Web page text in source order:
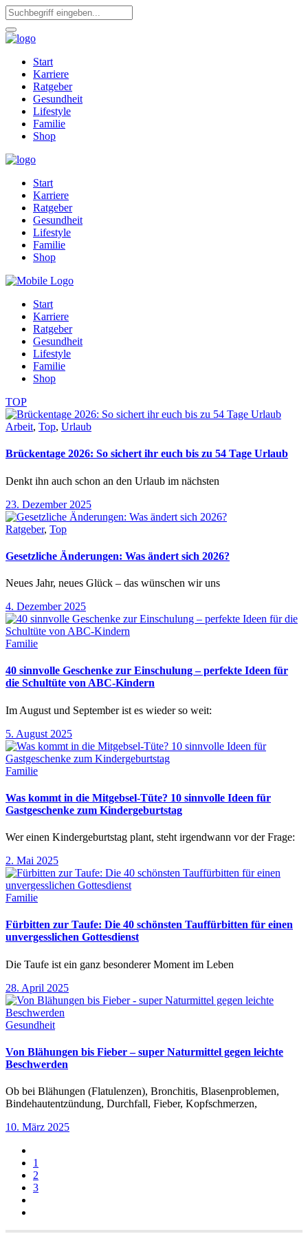
Start
Karriere
Ratgeber
Gesundheit
Lifestyle
Familie
Shop
Start
Karriere
Ratgeber
Gesundheit
Lifestyle
Familie
Shop
Start
Karriere
Ratgeber
Gesundheit
Lifestyle
Familie
Shop
TOP
Arbeit, Top, Urlaub
Brückentage 2026: So sichert ihr euch bis zu 54 Tage Urlaub
Denkt ihn auch schon an den Urlaub im nächsten
23. Dezember 2025
Ratgeber, Top
Gesetzliche Änderungen: Was ändert sich 2026?
Neues Jahr, neues Glück – das wünschen wir uns
4. Dezember 2025
Familie
40 sinnvolle Geschenke zur Einschulung – perfekte Ideen für
die Schultüte von ABC-Kindern
Im August und September ist es wieder so weit:
5. August 2025
Familie
Was kommt in die Mitgebsel-Tüte? 10 sinnvolle Ideen für
Gastgeschenke zum Kindergeburtstag
Wer einen Kindergeburtstag plant, steht irgendwann vor der Frage:
2. Mai 2025
Familie
Fürbitten zur Taufe: Die 40 schönsten Tauffürbitten für einen
unvergesslichen Gottesdienst
Die Taufe ist ein ganz besonderer Moment im Leben
28. April 2025
Gesundheit
Von Blähungen bis Fieber – super Naturmittel gegen leichte
Beschwerden
Ob bei Blähungen (Flatulenzen), Bronchitis, Blasenproblemen,
Bindehautentzündung, Durchfall, Fieber, Kopfschmerzen,
10. März 2025
1
2
3